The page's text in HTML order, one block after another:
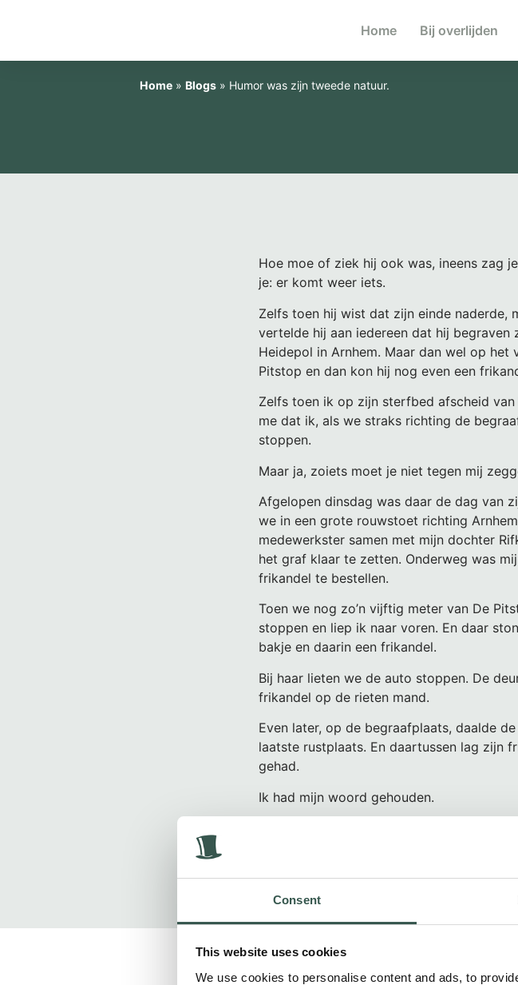
Consent
This website uses cookies
We use cookies to personalise content and ads, to
Home Bij overlijden
Home» Blogs» Humor was zijn tweede natuur.
Hoe moe of ziek hij ook was, ineens zag
je: er komt weer iets.
Zelfs toen hij wist dat zijn einde naderde,
vertelde hij aan iedereen dat hij
Heidepol in Arnhem. Maar dan wel op
Pitstop en dan kon hij nog even een
Zelfs toen ik op zijn sterfbed afscheid
me dat ik, als we straks richting de
stoppen.
Maar ja, zoiets moet je niet tegen mij
Afgelopen dinsdag was daar de dag van
we in een grote rouwstoet richting
medewerkster samen met mijn dochter
het graf klaar te zetten. Onderweg was
frikandel te bestellen.
Toen we nog zo’n vijftig meter van De
stoppen en liep ik naar voren. En daar
bakje en daarin een frikandel.
Bij haar lieten we de auto stoppen. De
frikandel op de rieten mand.
Even later, op de begraafplaats, daalde
laatste rustplaats. En daartussen lag zijn
gehad.
Ik had mijn woord gehouden.